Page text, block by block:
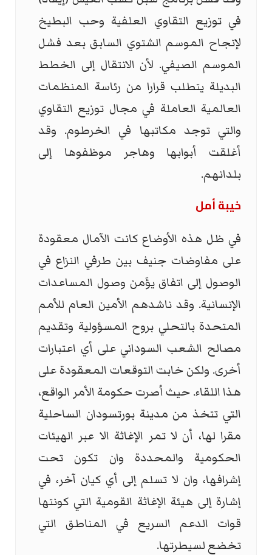
في توزيع التقاوي العلفية وحب البطيخ
لإنجاح الموسم الشتوي السابق بعد فشل
الموسم الصيفي. لأن الانتقال إلى الخطط
البديلة يتطلب قرارا من رئاسة المنظمات
العالمية العاملة في مجال توزيع التقاوي
والتي توجد مكاتبها في الخرطوم. وقد
أغلقت أبوابها وهاجر موظفوها إلى
بلدانهم.
خيبة أمل
في ظل هذه الأوضاع كانت الآمال معقودة
على مفاوضات جنيف بين طرفي النزاع في
الوصول إلى اتفاق يؤَمن وصول المساعدات
الإنسانية. وقد ناشدهم الأمين العام للأمم
المتحدة بالتحلي بروح المسؤولية وتقديم
مصالح الشعب السوداني على أي اعتبارات
أخرى. ولكن خابت التوقعات المعقودة على
هذا اللقاء. حيث أصرت حكومة الأمر الواقع،
التي تتخذ من مدينة بورتسودان الساحلية
مقرا لها، أن لا تمر الإغاثة الا عبر الهيئات
الحكومية والمحددة وان تكون تحت
إشرافها، وان لا تسلم إلى أي كيان آخر، في
إشارة إلى هيئة الإغاثة القومية التي كونتها
قوات الدعم السريع في المناطق التي
تخضع لسيطرتها.